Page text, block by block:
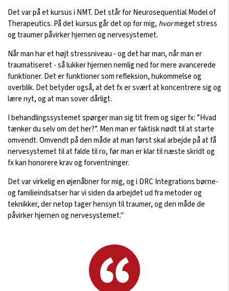
Det var på et kursus i NMT. Det står for Neurosequential Model of
Therapeutics. På det kursus går det op for mig, hvormeget stress
og traumer påvirker hjernen og nervesystemet.
Når man har et højt stressniveau - og det har man, når man er
traumatiseret - så lukker hjernen nemlig ned for mere avancerede
funktioner. Det er funktioner som refleksion, hukommelse og
overblik. Det betyder også, at det fx er svært at koncentrere sig og
lære nyt, og at man sover dårligt.
I behandlingssystemet spørger man sig tit frem og siger fx: ”Hvad
tænker du selv om det her?”. Men man er faktisk nødt til at starte
omvendt. Omvendt på den måde at man først skal arbejde på at få
nervesystemet til at falde til ro, før man er klar til næste skridt og
fx kan honorere krav og forventninger.
Det var virkelig en øjenåbner for mig, og i DRC Integrations børne-
og familieindsatser har vi siden da arbejdet ud fra metoder og
teknikker, der netop tager hensyn til traumer, og den måde de
påvirker hjernen og nervesystemet."